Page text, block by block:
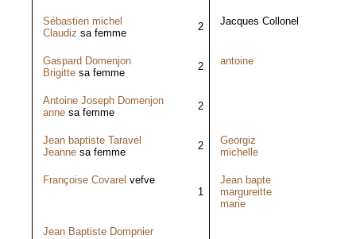
Sébastien michel
Claudiz sa femme
2 Jacques Collonel
Gaspard Domenjon
Brigitte sa femme
2 antoine
Antoine Joseph Domenjon
anne sa femme
2
Jean baptiste Taravel
Jeanne sa femme
2
Georgiz
michelle
Françoise Covarel vefve
1
Jean bapte
margureitte
marie
Jean Baptiste Dompnier